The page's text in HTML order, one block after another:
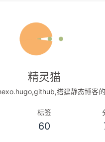
精灵猫
搭建静态博客
标签
60